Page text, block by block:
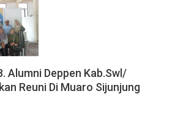
Alumni Deppen Kab.Swl/
Reuni Di Muaro Sijunjung